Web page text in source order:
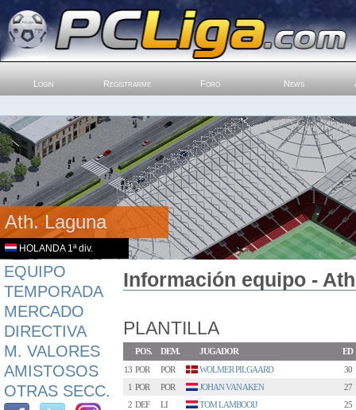
Login Registrarme Foro News
Ath. Laguna
HOLANDA 1ª div.
EQUIPO
TEMPORADA
MERCADO
DIRECTIVA
M. VALORES
AMISTOSOS
OTRAS SECC.
Información equipo -
PLANTILLA
POS. DEM. JUGADOR
ED
13 POR POR WOLMER PILGAARD
30
1 POR POR JOHAN VAN AKEN
27
2 DEF LI TOM LAMBOOIJ
25